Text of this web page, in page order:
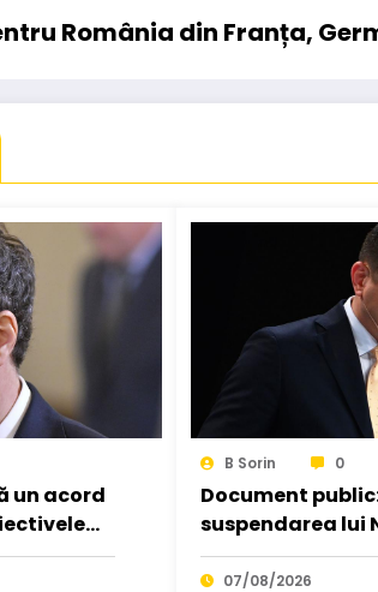
România din Franța,
un acord
B Sorin 0
Document
suspendarea lui
creat de un
cu…07/08/2026